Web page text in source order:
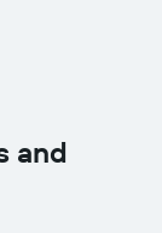
and